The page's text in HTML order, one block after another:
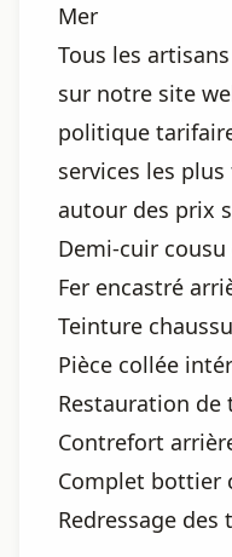
Mer
Tous les
sur notre site
politique
services les
autour des prix
Demi-cuir
Fer encastré
Teinture
Pièce collée
Restauration de
Contrefort
Complet bottier
Redressage des